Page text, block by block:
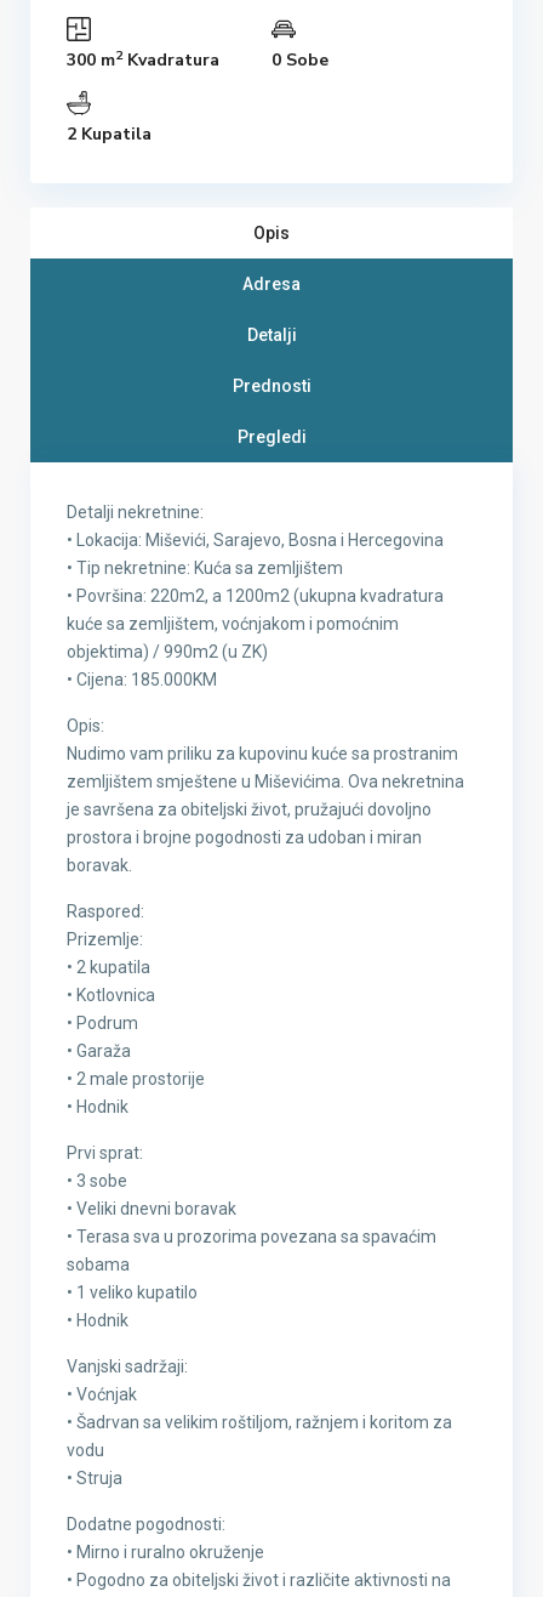
300 m2Kvadratura 0 Sobe
2 Kupatila
Opis
Adresa
Detalji
Prednosti
Pregledi
Detalji nekretnine:
• Lokacija: Miševići, Sarajevo, Bosna i Hercegovina
• Tip nekretnine: Kuća sa zemljištem
• Površina: 220m2, a 1200m2 (ukupna kvadratura
kuće sa zemljištem, voćnjakom i pomoćnim
objektima) / 990m2 (u ZK)
• Cijena: 185.000KM
Opis:
Nudimo vam priliku za kupovinu kuće sa prostranim
zemljištem smještene u Miševićima. Ova nekretnina
je savršena za obiteljski život, pružajući dovoljno
prostora i brojne pogodnosti za udoban i miran
boravak.
Raspored:
Prizemlje:
• 2 kupatila
• Kotlovnica
• Podrum
• Garaža
• 2 male prostorije
• Hodnik
Prvi sprat:
• 3 sobe
• Veliki dnevni boravak
• Terasa sva u prozorima povezana sa spavaćim
sobama
• 1 veliko kupatilo
• Hodnik
Vanjski sadržaji:
• Voćnjak
• Šadrvan sa velikim roštiljom, ražnjem i koritom za
vodu
• Struja
Dodatne pogodnosti:
• Mirno i ruralno okruženje
• Pogodno za obiteljski život i različite aktivnosti na